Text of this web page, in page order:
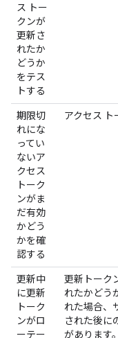
ス トー
クンが
更新さ
れたか
どうか
をテス
トする
期限切
れにな
ってい
ないア
クセス
トーク
ンがま
だ有効
かどう
かを確
認する
アクセス ト
更新中
に更新
トーク
ンがロ
ーテー
更新トーク
れたかどう
れた場合、
された後に
があります